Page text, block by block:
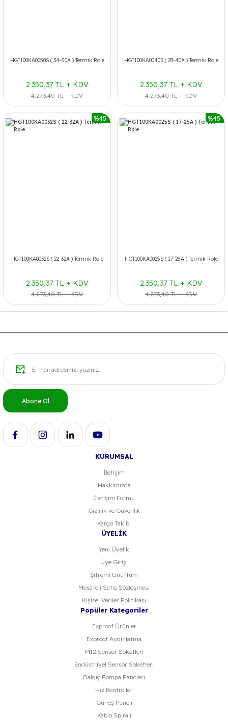
HGT100KA0050S ( 34-50A ) Termik Role
2.350,37 TL + KDV
4.273,40 TL + KDV
HGT100KA0040S ( 28-40A ) Termik Role
2.350,37 TL + KDV
4.273,40 TL + KDV
%45
HGT100KA0032S ( 22-32A ) Termik Role
2.350,37 TL + KDV
4.273,40 TL + KDV
%45
HGT100KA0025S ( 17-25A ) Termik Role
2.350,37 TL + KDV
4.273,40 TL + KDV
Abone Ol
KURUMSAL
İletişim
Hakkımızda
İletişim Formu
Gizlilik ve Güvenlik
Kargo Takibi
ÜYELİK
Yeni Üyelik
Üye Girişi
Şifremi Unuttum
Mesafeli Satış Sözleşmesi
Kişisel Veriler Politikası
Popüler Kategoriler
Exproof Ürünler
Exproof Aydınlatma
M12 Sensör Soketleri
Endüstriyel Sensör Soketleri
Dalgıç Pompa Panoları
Hız Kontroller
Güneş Paneli
Kablo Spirali